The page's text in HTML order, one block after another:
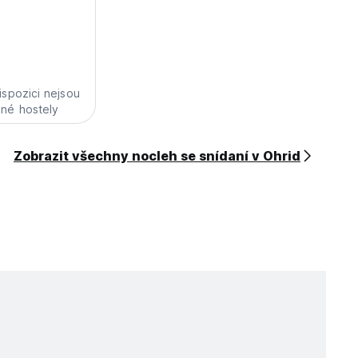
nejsou
hostely
Zobrazit všechny nocleh se snídaní v Ohrid